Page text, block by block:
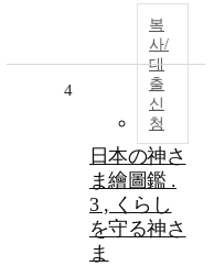
복
사/
대
출
신
청
4
日本の神さ
ま繪圖鑑 .
3 , くらし
を守る神さ
ま